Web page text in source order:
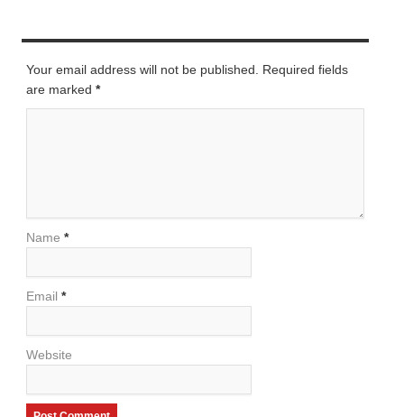
Your email address will not be published. Required fields
are marked *
Name *
Email *
Website